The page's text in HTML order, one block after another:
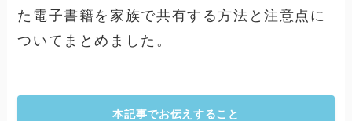
た電子書籍を家族で共有する方法と注意点に
ついてまとめました。
本記事でお伝えすること